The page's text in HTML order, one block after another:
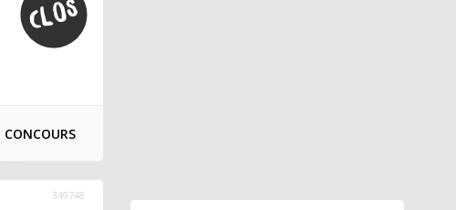
CONCOURS
349748